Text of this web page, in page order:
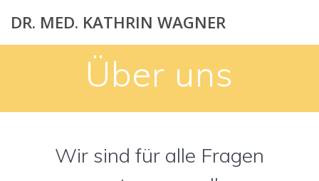
to
DR. MED. KATHRIN WAGNER
Über uns
Wir sind für alle Fragen